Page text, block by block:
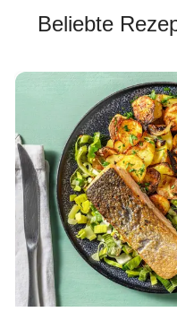
Beliebte